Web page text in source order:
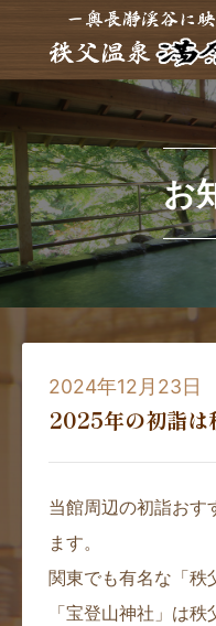
お
2024年12月23日
2025年の初詣は
当館周辺の初詣おす
ます。
関東でも有名な「秩
「宝登山神社」は